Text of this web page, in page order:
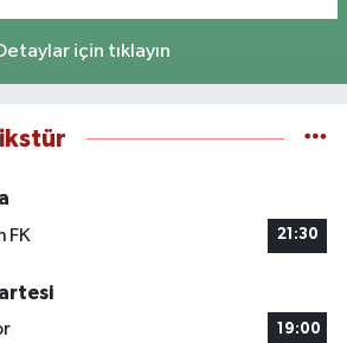
için tıklayın
FK
21:30
19:00